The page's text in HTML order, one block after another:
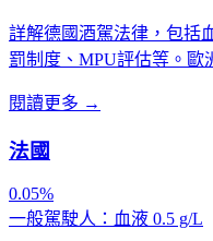
詳解德國酒駕法律，包括
罰制度、MPU評估等。歐
閱讀更多 →
法國
0.05%
一般駕駛人：血液 0.5 g/L